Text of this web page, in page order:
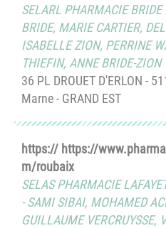
SELARL PHARMACIE BRIDE
BRIDE, MARIE CARTIER,
ISABELLE ZION, PERRINE
THIEFIN, ANNE BRIDE-ZION
36 PL DROUET D'ERLON -
Marne - GRAND EST
https:// https://
m/roubaix
SELAS PHARMACIE
-SAMI SIBAI, MOHAMED
GUILLAUME VERCRUYSSE,